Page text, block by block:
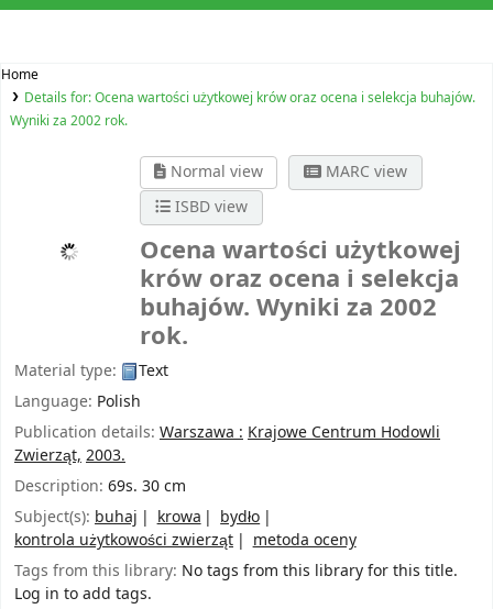
Home
Details for:Ocena wartości użytkowej krów oraz ocena i selekcja buhajów.
Wyniki za 2002 rok.
Normal view
MARC view
ISBD view
Ocena wartości użytkowej
krów oraz ocena i selekcja
buhajów. Wyniki za 2002
rok.
Material type:
Text
Language: Polish
Publication details: Warszawa : Krajowe Centrum Hodowli
Zwierząt, 2003.
Description: 69s. 30 cm
Subject(s): buhaj krowa
bydło
kontrola użytkowości zwierząt
metoda oceny
Tags from this library: No tags from this library for this title.
Log in to add tags.